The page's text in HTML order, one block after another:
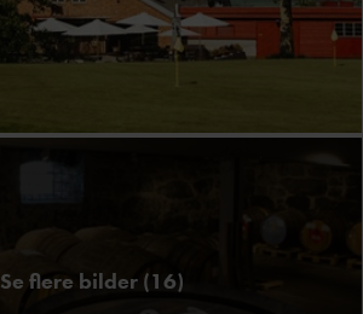
Se flere bilder (16)